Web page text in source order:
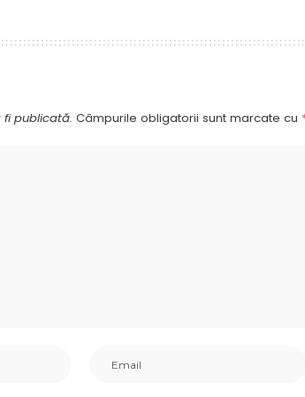
fi publicată. Câmpurile obligatorii sunt marcate cu